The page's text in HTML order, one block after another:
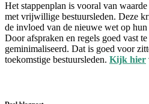
Het stappenplan is vooral van
met vrijwillige bestuursleden. Deze
de invloed van de nieuwe wet op
Door afspraken en regels goed vast
geminimaliseerd. Dat is goed voor
toekomstige bestuursleden. Kijk hier